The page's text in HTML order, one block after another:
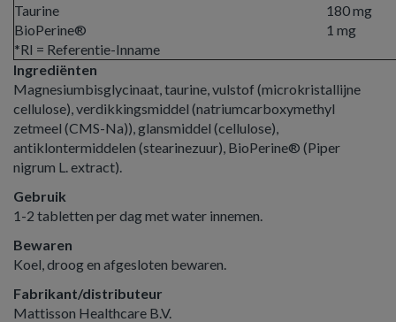
Taurine
180 mg
BioPerine®
1 mg
*RI = Referentie-Inname
Ingrediënten
Magnesiumbisglycinaat, taurine, vulstof (microkristallijne
cellulose), verdikkingsmiddel (natriumcarboxymethyl
zetmeel (CMS-Na)), glansmiddel (cellulose),
antiklontermiddelen (stearinezuur), BioPerine® (Piper
nigrum L. extract).
Gebruik
1-2 tabletten per dag met water innemen.
Bewaren
Koel, droog en afgesloten bewaren.
Fabrikant/distributeur
Mattisson Healthcare B.V.